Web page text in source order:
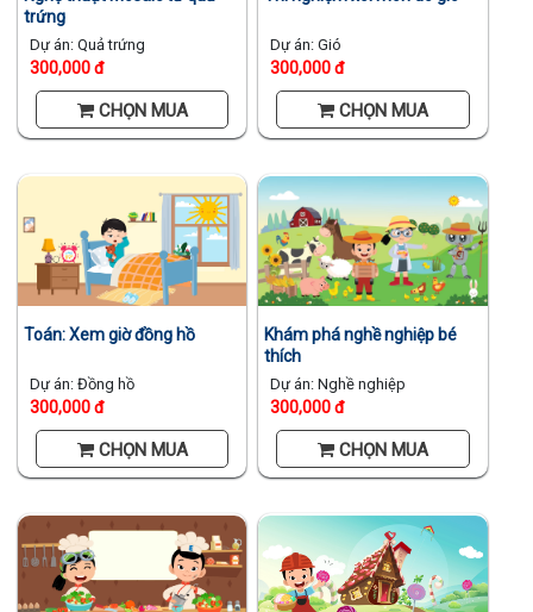
trứng
Dự án: Quả trứng
300,000 đ
CHỌN MUA
Dự án: Gió
300,000 đ
CHỌN MUA
Toán: Xem giờ đồng hồ
Dự án: Đồng hồ
300,000 đ
CHỌN MUA
Khám phá nghề nghiệp bé
thích
Dự án: Nghề nghiệp
300,000 đ
CHỌN MUA